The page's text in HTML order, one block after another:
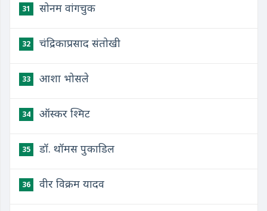
31 सोनम वांगचुक
32 चंद्रिकाप्रसाद संतोखी
33 आशा भोसले
34 ऑस्कर श्मिट
35 डॉ. थॉमस पुकाडिल
36 वीर विक्रम यादव